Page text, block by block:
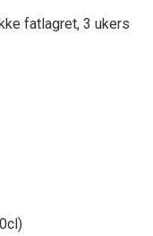
fatlagret, 3 ukers